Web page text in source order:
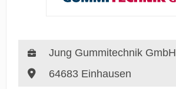
Jung Gummitechnik GmbH
64683 Einhausen